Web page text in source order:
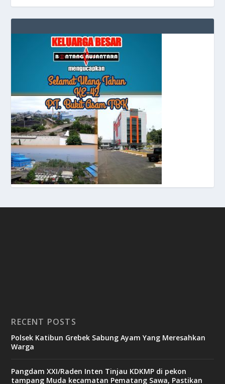
RECENT POSTS
Polsek Katibun Grebek Sabung Ayam Yang Meresahkan
Warga
Pangdam XXI/Raden Inten Tinjau KDKMP di pekon
tampang Muda kecamatan Pematang Sawa, Pastikan